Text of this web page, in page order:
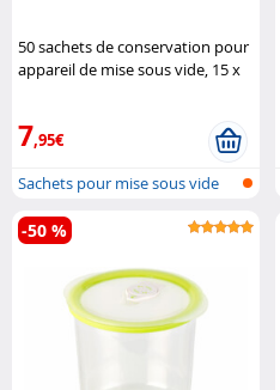
50 sachets de conservation pour
appareil de mise sous vide, 15 x
7,95€
Sachets pour mise sous vide
-50 %